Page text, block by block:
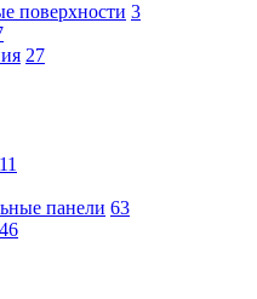
поверхности 3
27
11
панели 63